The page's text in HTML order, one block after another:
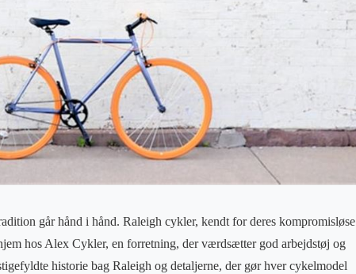
går hånd i hånd. Raleigh cykler, kendt for deres kompromisløse
hos Alex Cykler, en forretning, der værdsætter god arbejdstøj og
historie bag Raleigh og detaljerne, der gør hver cykelmodel